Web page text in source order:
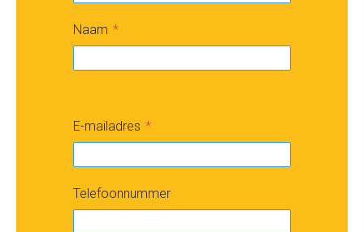
Naam
E-mailadres
Telefoonnummer